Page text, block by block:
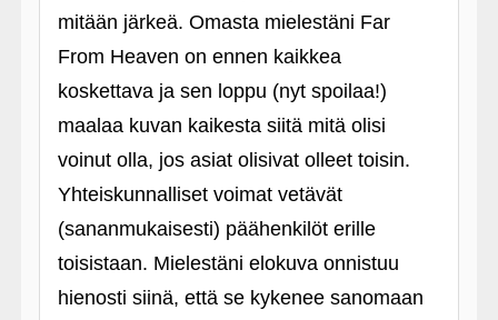
mitään järkeä. Omasta mielestäni Far
From Heaven on ennen kaikkea
koskettava ja sen loppu (nyt spoilaa!)
maalaa kuvan kaikesta siitä mitä olisi
voinut olla, jos asiat olisivat olleet toisin.
Yhteiskunnalliset voimat vetävät
(sananmukaisesti) päähenkilöt erille
toisistaan. Mielestäni elokuva onnistuu
hienosti siinä, että se kykenee sanomaan